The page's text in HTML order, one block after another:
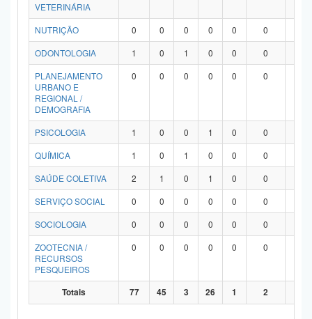
VETERINÁRIA
NUTRIÇÃO 0 0 0 0 0 0
ODONTOLOGIA
1 0 1 0 0 0
PLANEJAMENTO
URBANO E
REGIONAL /
DEMOGRAFIA
0 0 0 0 0 0
PSICOLOGIA 1 0 0 1 0 0
QUÍMICA
1 0 1 0 0 0
SAÚDE COLETIVA
2 1 0 1 0 0
SERVIÇO SOCIAL
0 0 0 0 0 0
SOCIOLOGIA
0 0 0 0 0 0
ZOOTECNIA /
RECURSOS
PESQUEIROS
0 0 0 0 0 0
Totais 77 45 3 26 1 2